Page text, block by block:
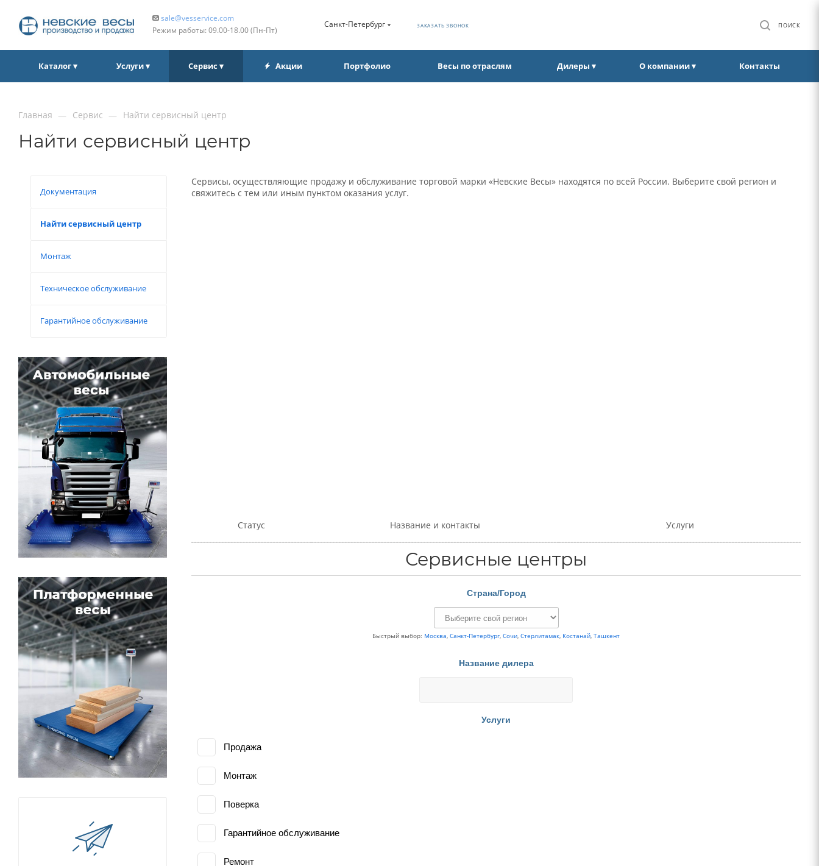
sale@vesservice.com
Режим работы: 09.00‑18.00 (Пн‑Пт)
Санкт-Петербург ЗАКАЗАТЬ ЗВОНОК ПОИСК
Каталог ▾ Услуги ▾ Сервис ▾ Акции Портфолио Весы по отраслям Дилеры ▾ О компании ▾ Контакты
Главная — Сервис — Найти сервисный центр
Найти сервисный центр
Сервисы, осуществляющие продажу и обслуживание торговой марки «Невские Весы» находятся по всей России. Выберите свой регион и
свяжитесь с тем или иным пунктом оказания услуг.
Сервисные центры
Страна/Город
Быстрый выбор: Москва, Санкт-Петербург, Сочи, Стерлитамак, Костанай, Ташкент
Название дилера
Услуги
Продажа
Монтаж
Поверка
Гарантийное обслуживание
Ремонт
Статус Название и контакты Услуги
Документация
Найти сервисный центр
Монтаж
Техническое обслуживание
Гарантийное обслуживание